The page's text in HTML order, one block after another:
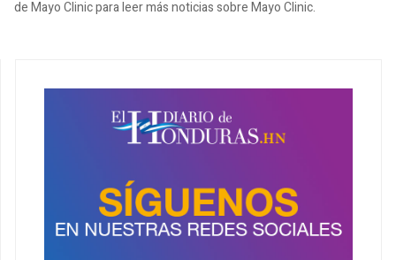
de Mayo Clinic para leer más noticias sobre Mayo Clinic.